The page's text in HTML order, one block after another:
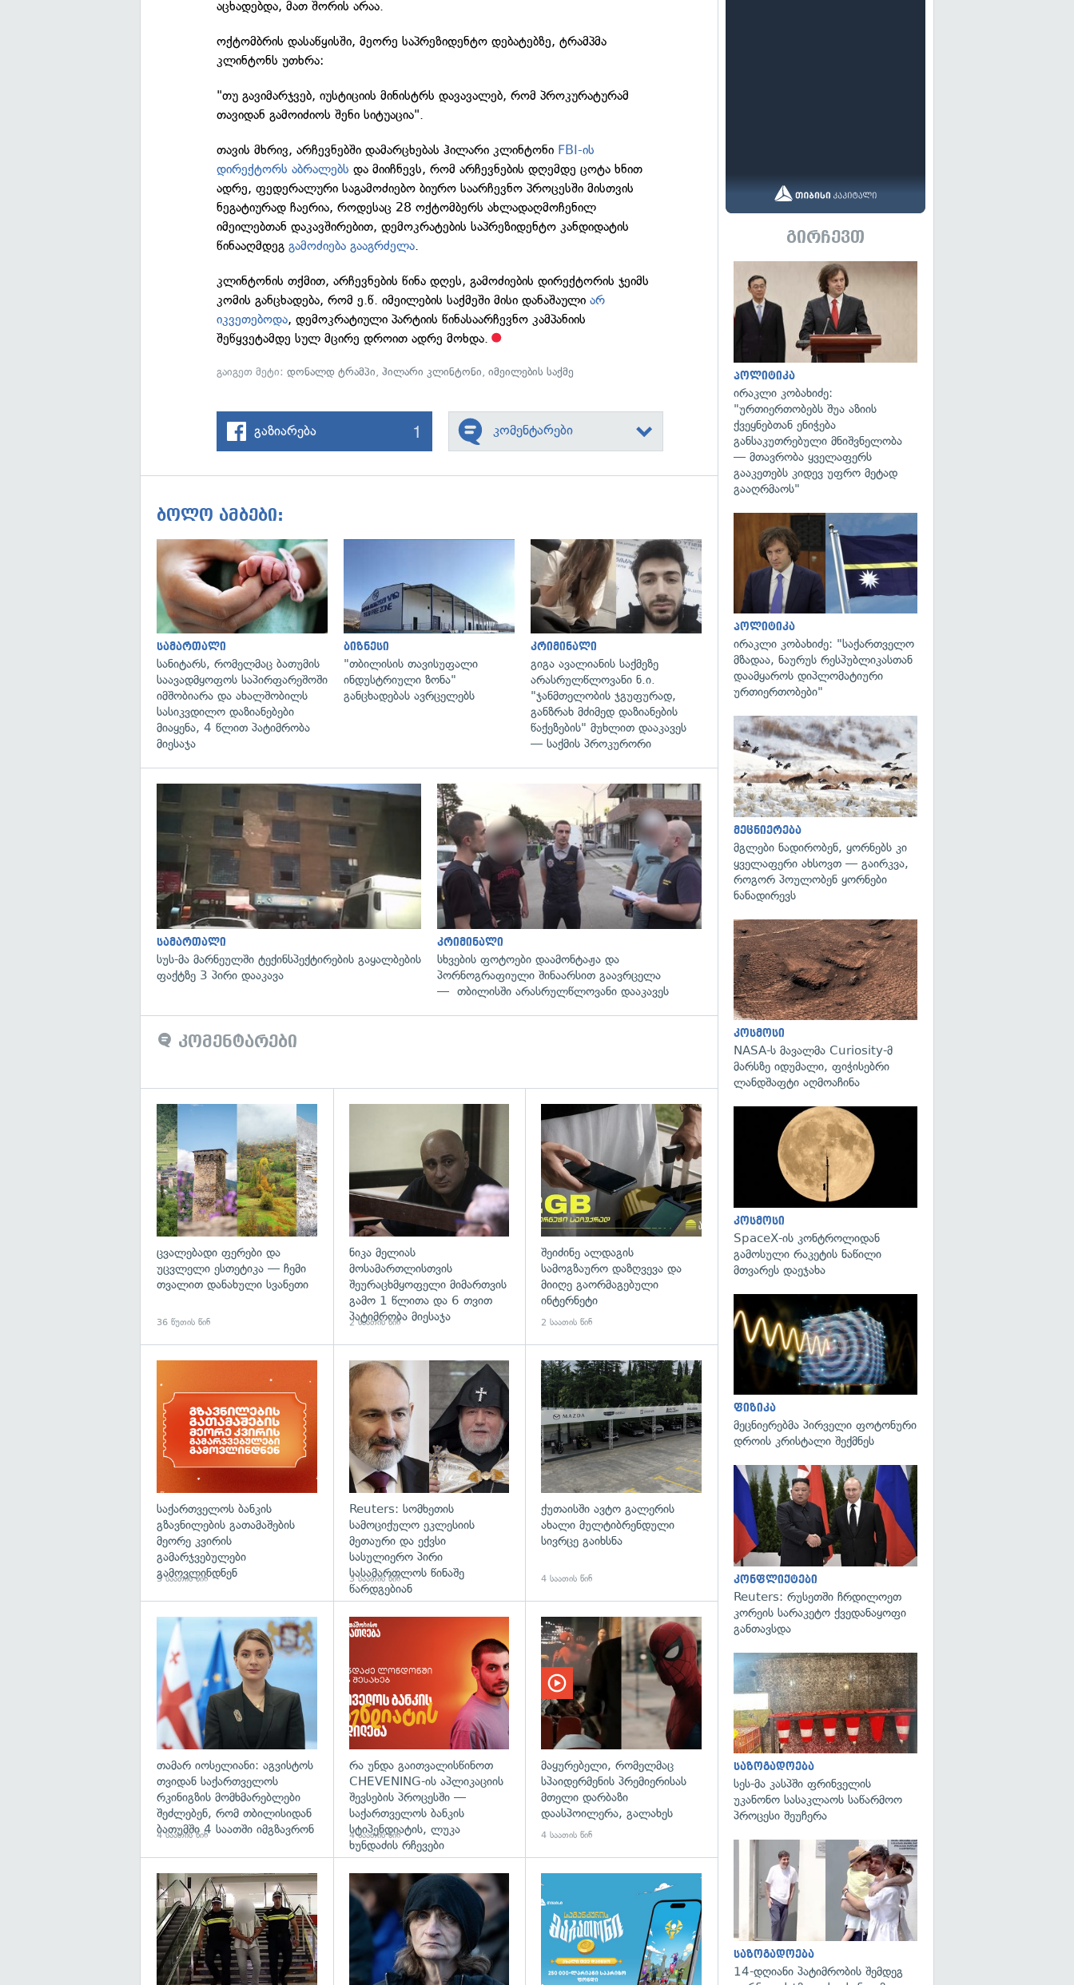
აცხადებდა, მათ შორის არაა.
ოქტომბრის დასაწყისში, მეორე საპრეზიდენტო დებატებზე, ტრამპმა
კლინტონს უთხრა:
"თუ გავიმარჯვებ, იუსტიციის მინისტრს დავავალებ, რომ პროკურატურამ
თავიდან გამოიძიოს შენი სიტუაცია".
თავის მხრივ, არჩევნებში დამარცხებას ჰილარი კლინტონი FBI-ის
დირექტორს აბრალებს და მიიჩნევს, რომ არჩევნების დღემდე ცოტა ხნით
ადრე, ფედერალური საგამოძიებო ბიურო საარჩევნო პროცესში მისთვის
ნეგატიურად ჩაერია, როდესაც 28 ოქტომბერს ახლადაღმოჩენილ
იმეილებთან დაკავშირებით, დემოკრატების საპრეზიდენტო კანდიდატის
წინააღმდეგგამოძიება გააგრძელა.
კლინტონის თქმით, არჩევნების წინა დღეს, გამოძიების დირექტორის ჯეიმს
კომის განცხადება, რომ ე.წ. იმეილების საქმეში მისი დანაშაულიარ
იკვეთებოდა, დემოკრატიული პარტიის წინასაარჩევნო კამპანიის
შეწყვეტამდე სულ მცირე დროით ადრე მოხდა.
გაიგეთ მეტი:დონალდ ტრამპი,ჰილარი კლინტონი,იმეილების საქმე
გაზიარება 1 კომენტარები
ბოლო ამბები:
სამართალი
სანიტარს, რომელმაც ბათუმის
საავადმყოფოს საპირფარეშოში
იმშობიარა და ახალშობილს
სასიკვდილო დაზიანებები
მიაყენა, 4 წლით პატიმრობა
მიესაჯა
გადახედვა
ბიზნესი
"თბილისის თავისუფალი
ინდუსტრიული ზონა"
განცხადებას ავრცელებს
გადახედვა
კრიმინალი
გიგა ავალიანის საქმეზე
არასრულწლოვანი ნ.ი.
"ჯანმთელობის ჯგუფურად,
განზრახ მძიმედ დაზიანების
წაქეზების" მუხლით დააკავეს
— საქმის პროკურორი
გადახედვა
სამართალი
სუს-მა მარნეულში ტექინსპექტირების გაყალბების
ფაქტზე 3 პირი დააკავა
გადახედვა
კრიმინალი
სხვების ფოტოები დაამონტაჟა და
პორნოგრაფიული შინაარსით გაავრცელა
— თბილისში არასრულწლოვანი დააკავეს
კომენტარები
ცვალებადი ფერები და
უცვლელი ესთეტიკა — ჩემი
თვალით დანახული სვანეთი
36 წუთის წინ
გადახედვა
ნიკა მელიას
მოსამართლისთვის
შეურაცხმყოფელი მიმართვის
გამო 1 წლითა და 6 თვით
პატიმრობა მიესაჯა
2 საათის წინ
შეიძინე ალდაგის
სამოგზაურო დაზღვევა და
მიიღე გაორმაგებული
ინტერნეტი
2 საათის წინ
საქართველოს ბანკის
გზავნილების გათამაშების
მეორე კვირის
გამარჯვებულები
გამოვლინდნენ
3 საათის წინ
გადახედვა
Reuters: სომხეთის
სამოციქულო ეკლესიის
მეთაური და ექვსი
სასულიერო პირი
სასამართლოს წინაშე
წარდგებიან
3 საათის წინ
ქუთაისში ავტო გალერის
ახალი მულტიბრენდული
სივრცე გაიხსნა
4 საათის წინ
გადახედვა
თამარ იოსელიანი: აგვისტოს
თვიდან საქართველოს
რკინიგზის მომხმარებლები
შეძლებენ, რომ თბილისიდან
ბათუმში 4 საათში იმგზავრონ
4 საათის წინ
რა უნდა გაითვალისწინოთ
CHEVENING-ის აპლიკაციის
შევსების პროცესში —
საქართველოს ბანკის
სტიპენდიატის, ლუკა
ხუნდაძის რჩევები
4 საათის წინ
მაყურებელი, რომელმაც
სპაიდერმენის პრემიერისას
მთელი დარბაზი
დაასპოილერა, გალახეს
4 საათის წინ
გადახედვა
გირჩევთ
პოლიტიკა
ირაკლი კობახიძე:
"ურთიერთობებს შუა აზიის
ქვეყნებთან ენიჭება
განსაკუთრებული მნიშვნელობა
— მთავრობა ყველაფერს
გააკეთებს კიდევ უფრო მეტად
გააღრმაოს"
პოლიტიკა
ირაკლი კობახიძე: "საქართველო
მზადაა, ნაურუს რესპუბლიკასთან
დაამყაროს დიპლომატიური
ურთიერთობები"
მეცნიერება
მგლები ნადირობენ, ყორნებს კი
ყველაფერი ახსოვთ — გაირკვა,
როგორ პოულობენ ყორნები
ნანადირევს
კოსმოსი
NASA-ს მავალმა Curiosity-მ
მარსზე იდუმალი, ფიჭისებრი
ლანდშაფტი აღმოაჩინა
კოსმოსი
SpaceX-ის კონტროლიდან
გამოსული რაკეტის ნაწილი
მთვარეს დაეჯახა
ფიზიკა
მეცნიერებმა პირველი ფოტონური
დროის კრისტალი შექმნეს
კონფლიქტები
Reuters: რუსეთში ჩრდილოეთ
კორეის სარაკეტო ქვედანაყოფი
განთავსდა
საზოგადოება
სეს-მა კასპში ფრინველის
უკანონო სასაკლაოს საწარმოო
პროცესი შეუჩერა
საზოგადოება
14-დღიანი პატიმრობის შემდეგ